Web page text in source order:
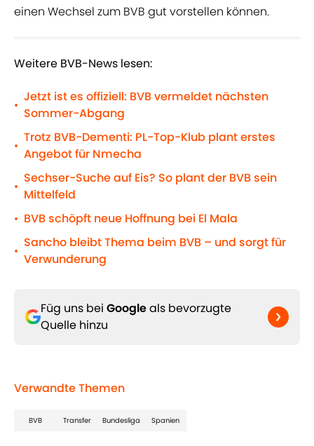
einen Wechsel zum BVB gut vorstellen können.
Weitere BVB-News lesen:
•
Jetzt ist es offiziell: BVB vermeldet nächsten
Sommer-Abgang
•
Trotz BVB-Dementi: PL-Top-Klub plant erstes
Angebot für Nmecha
•
Sechser-Suche auf Eis? So plant der BVB sein
Mittelfeld
• BVB schöpft neue Hoffnung bei El Mala
•
Sancho bleibt Thema beim BVB – und sorgt für
Verwunderung
Füg uns bei Googleals bevorzugte
Quelle hinzu
Verwandte Themen
BVB Transfer Bundesliga Spanien